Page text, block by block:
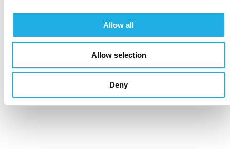
Allow all
Allow selection
Deny